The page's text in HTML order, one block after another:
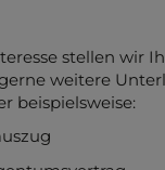
stellen wir
weitere
beispielsweise: